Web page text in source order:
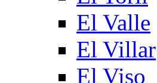
El Valle
El Villar
El Viso